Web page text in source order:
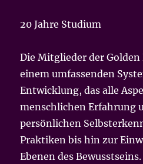
20 Jahre Studium
Die Mitglieder der
einem umfassenden
Entwicklung, das alle
menschlichen Erfahrung
persönlichen
Praktiken bis hin zur
Ebenen des